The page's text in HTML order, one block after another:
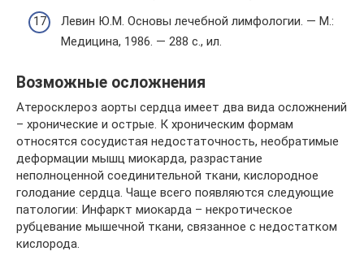
Левин Ю.М. Основы лечебной лимфологии. — М.:
Медицина, 1986. — 288 с., ил.
Возможные осложнения
Атеросклероз аорты сердца имеет два вида осложнений
– хронические и острые. К хроническим формам
относятся сосудистая недостаточность, необратимые
деформации мышц миокарда, разрастание
неполноценной соединительной ткани, кислородное
голодание сердца. Чаще всего появляются следующие
патологии: Инфаркт миокарда – некротическое
рубцевание мышечной ткани, связанное с недостатком
кислорода.